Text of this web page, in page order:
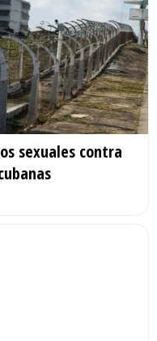
sexuales contra